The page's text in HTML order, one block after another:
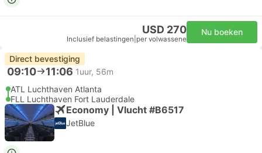
USD 270
Inclusief belastingen per volwassene
Nu boeken
Direct bevestiging
09:10 11:06 1uur, 56m
ATL Luchthaven Atlanta
FLL Luchthaven Fort Lauderdale
Economy | Vlucht #B6517
JetBlue